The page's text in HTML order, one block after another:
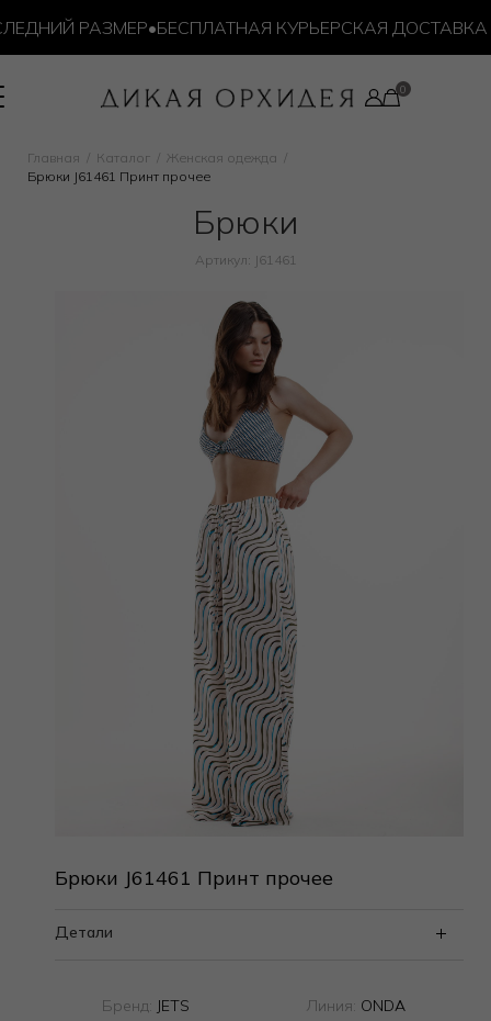
РАЗМЕР•БЕСПЛАТНАЯ КУРЬЕРСКАЯ ДОСТАВКА ОТ
Главная Каталог
Женская одежда
Брюки J61461 Принт прочее
Брюки
Артикул: J61461
Брюки J61461 Принт прочее
Детали
Бренд: JETS Линия: ONDA